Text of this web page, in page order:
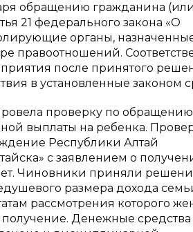
обращению гражданина
21 федерального закона «О
органы,
правоотношений.
после принятого
в установленные законом
проверку по обращению
выплаты на ребенка.
Республики Алтай
с заявлением о
Чиновники приняли
размера дохода
рассмотрения которого
получение. Денежные средства